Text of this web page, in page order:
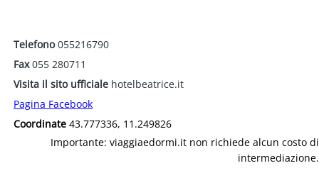
Telefono055216790
Fax055 280711
Visita il sito ufficiale hotelbeatrice.it
Pagina Facebook
Coordinate 43.777336, 11.249826
Importante: viaggiaedormi.it non richiede alcun costo di
intermediazione.